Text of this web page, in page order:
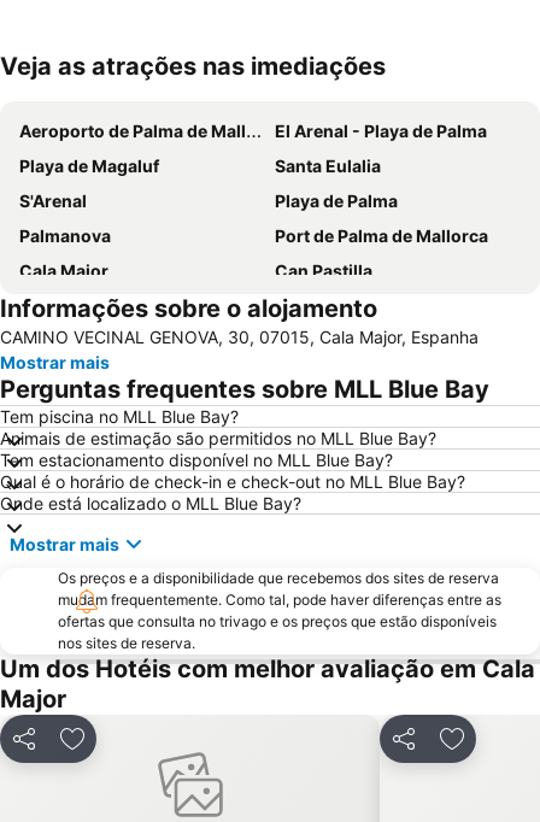
Ampliar mapa
Veja as atrações nas imediações
Aeroporto de Palma de Mallorca
El Arenal - Playa de Palma
Playa de Magaluf
Santa Eulalia
S'Arenal
Playa de Palma
Palmanova
Port de Palma de Mallorca
Cala Major
Can Pastilla
Es Trenc
Puerto de Port de Soller
Golf de Andratx
Santa Ponça
Platja de Torà o Platja Peguera Torà
Polígono de Levante
Platja de Palma
Riu Centre Palace
Cala Comtessa
House of Katmandu
Parc Natural de s'Albufera de Mallorca
Cala Blanca - Platja de Palmanova
Platja Palmira o Platja Peguera Palmira o Platja des Pouet
Puerto de Valdemossa - Sa Marina
Paseo Marítimo
Ballonfahrt mit All in One Mallorca
Santa Catalina
Centro Comercial Porto Pi
Les Meravelles
Aqualand
San Sebastián
Cala Pi' de Llucmajor
Portals Vells
Pabisa Beach Club
Sant Jordi
Catedral de Sa Seu
Informações sobre o alojamento
CAMINO VECINAL GENOVA, 30, 07015, Cala Major, Espanha
Mostrar mais
Perguntas frequentes sobre MLL Blue Bay
Tem piscina no MLL Blue Bay?
Animais de estimação são permitidos no MLL Blue Bay?
Tem estacionamento disponível no MLL Blue Bay?
Qual é o horário de check-in e check-out no MLL Blue Bay?
Onde está localizado o MLL Blue Bay?
Mostrar mais
Os preços e a disponibilidade que recebemos dos sites de reserva
mudam frequentemente. Como tal, pode haver diferenças entre as
ofertas que consulta no trivago e os preços que estão disponíveis
nos sites de reserva.
Um dos Hotéis com melhor avaliação em Cala
Major
PartilharAdicionar aos favoritos Partilhar